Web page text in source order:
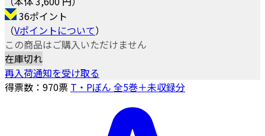
36ポイント
（Vポイントについて）
この商品はご購入いただけません
在庫切れ
再入荷通知を受け取る
得票数： 970票 T・Pぼん 全5巻＋未収録分